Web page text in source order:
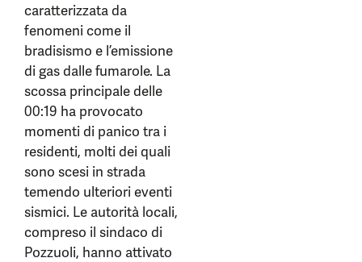
caratterizzata da
fenomeni come il
bradisismo e l’emissione
di gas dalle fumarole. La
scossa principale delle
00:19 ha provocato
momenti di panico tra i
residenti, molti dei quali
sono scesi in strada
temendo ulteriori eventi
sismici. Le autorità locali,
compreso il sindaco di
Pozzuoli, hanno attivato